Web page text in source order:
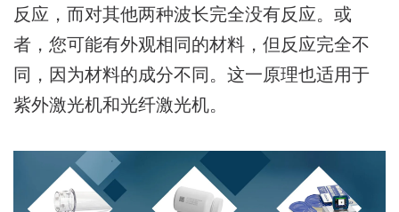
反应，而对其他两种波长完全没有反应。或
者，您可能有外观相同的材料，但反应完全不
同，因为材料的成分不同。这一原理也适用于
紫外激光机和光纤激光机。